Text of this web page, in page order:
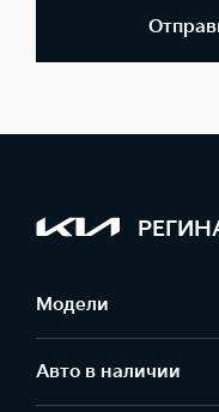
Модели
Авто в наличии